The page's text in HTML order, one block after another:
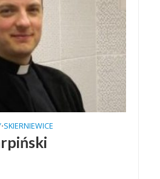
•SKIERNIEWICE